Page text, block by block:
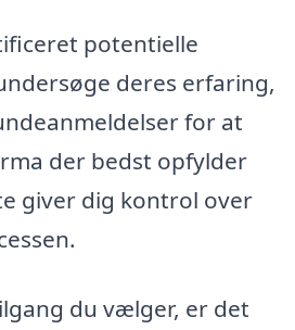
potentielle
deres erfaring,
for at
der bedst opfylder
giver dig kontrol over
du vælger, er det